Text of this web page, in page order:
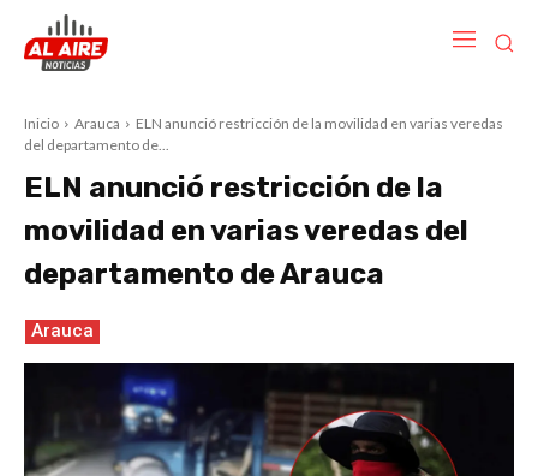
Inicio Arauca
ELN anunció restricción de la movilidad en varias veredas
del departamento de...
ELN anunció restricción de la
movilidad en varias veredas del
departamento de Arauca
Arauca